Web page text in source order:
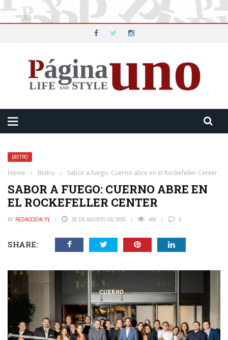
BISTRO
Home › Bistro › Sabor a fuego: Cuerno abre en el Rockefeller Center
SABOR A FUEGO: CUERNO ABRE EN
EL ROCKEFELLER CENTER
BY REDACCIÓN P1 29 DE AGOSTO DE 2025 400 0
SHARE: